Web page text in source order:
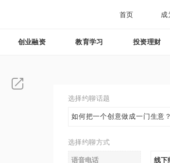
首页 成
创业融资 教育学习 投资理财
选择约聊话题
如何把一个创意做成一门生意？
选择约聊方式
语音电话 线下